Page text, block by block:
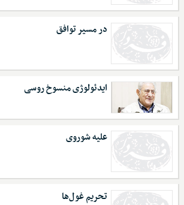
در مسیر توافق
ایدئولوژی منسوخ روسی
علیه شوروی
تحریم غول‌ها